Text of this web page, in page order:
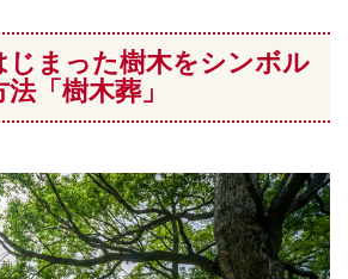
じまった樹木をシンボル
「樹木葬」